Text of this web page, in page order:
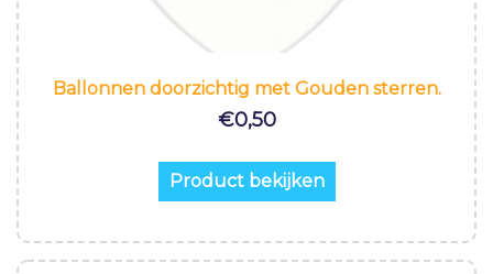
Ballonnen doorzichtig met Gouden sterren.
€0,50
Product bekijken